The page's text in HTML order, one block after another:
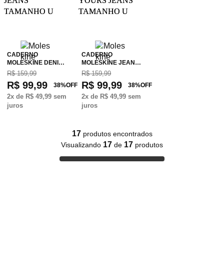
CADERNO
MOLESKINE DENI…
R$ 159,99
R$ 99,99 38%OFF
2x de R$ 49,99 sem
juros
CADERNO
MOLESKINE JEAN…
R$ 159,99
R$ 99,99 38%OFF
2x de R$ 49,99 sem
juros
17produtos encontrados
Visualizando 17 de 17 produtos